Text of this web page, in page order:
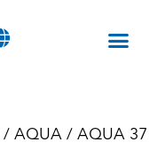
/ AQUA / AQUA 37